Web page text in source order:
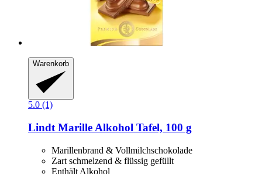
Warenkorb
5.0 (1)
Lindt Marille Alkohol Tafel, 100 g
Marillenbrand & Vollmilchschokolade
Zart schmelzend & flüssig gefüllt
Enthält Alkohol